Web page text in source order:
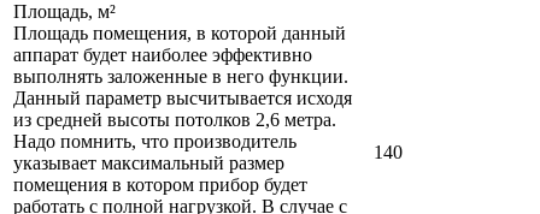
Площадь, м²
Площадь помещения, в которой данный
аппарат будет наиболее эффективно
выполнять заложенные в него функции.
Данный параметр высчитывается исходя
из средней высоты потолков 2,6 метра.
Надо помнить, что производитель
указывает максимальный размер
помещения в котором прибор будет
работать с полной нагрузкой. В случае с
140